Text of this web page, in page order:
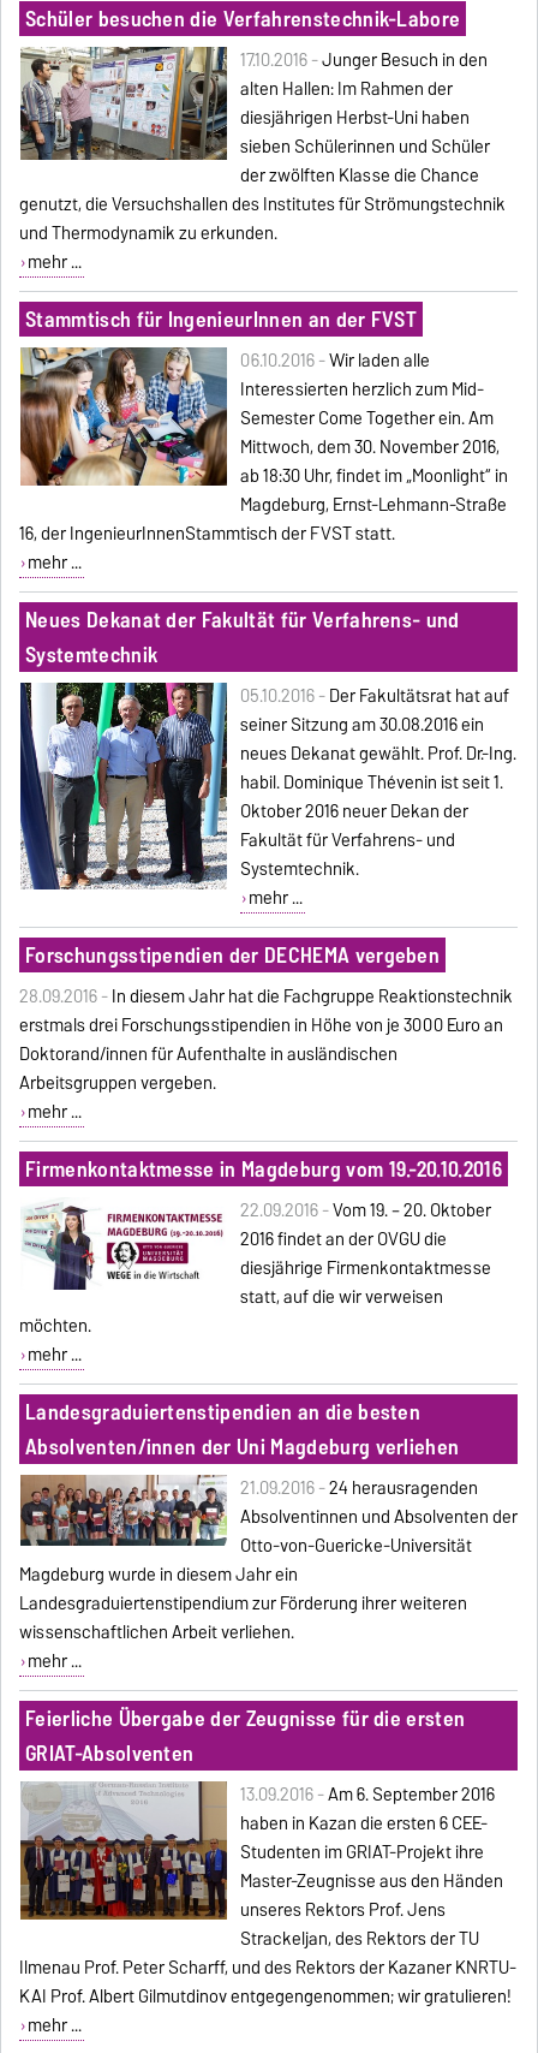
Schüler besuchen die Verfahrenstechnik-Labore
17.10.2016 -Junger Besuch in den
alten Hallen: Im Rahmen der
diesjährigen Herbst-Uni haben
sieben Schülerinnen und Schüler
der zwölften Klasse die Chance
genutzt, die Versuchshallen des Institutes für Strömungstechnik
und Thermodynamik zu erkunden.
mehr ...
Stammtisch für IngenieurInnen an der FVST
06.10.2016 -Wir laden alle
Interessierten herzlich zum Mid-
Semester Come Together ein. Am
Mittwoch, dem 30. November 2016,
ab 18:30 Uhr, findet im „Moonlight“ in
Magdeburg, Ernst-Lehmann-Straße
16, der IngenieurInnenStammtisch der FVST statt.
mehr ...
Neues Dekanat der Fakultät für Verfahrens- und
Systemtechnik
05.10.2016 -Der Fakultätsrat hat auf
seiner Sitzung am 30.08.2016 ein
neues Dekanat gewählt. Prof. Dr.-Ing.
habil. Dominique Thévenin ist seit 1.
Oktober 2016 neuer Dekan der
Fakultät für Verfahrens- und
Systemtechnik.
mehr ...
Forschungsstipendien der DECHEMA vergeben
28.09.2016 -In diesem Jahr hat die Fachgruppe Reaktionstechnik
erstmals drei Forschungsstipendien in Höhe von je 3000 Euro an
Doktorand/innen für Aufenthalte in ausländischen
Arbeitsgruppen vergeben.
mehr ...
Firmenkontaktmesse in Magdeburg vom 19.-20.10.2016
22.09.2016 -Vom 19. – 20. Oktober
2016 findet an der OVGU die
diesjährige Firmenkontaktmesse
statt, auf die wir verweisen
möchten.
mehr ...
Landesgraduiertenstipendien an die besten
Absolventen/innen der Uni Magdeburg verliehen
21.09.2016 -24 herausragenden
Absolventinnen und Absolventen der
Otto-von-Guericke-Universität
Magdeburg wurde in diesem Jahr ein
Landesgraduiertenstipendium zur Förderung ihrer weiteren
wissenschaftlichen Arbeit verliehen.
mehr ...
Feierliche Übergabe der Zeugnisse für die ersten
GRIAT-Absolventen
13.09.2016 -Am 6. September 2016
haben in Kazan die ersten 6 CEE-
Studenten im GRIAT-Projekt ihre
Master-Zeugnisse aus den Händen
unseres Rektors Prof. Jens
Strackeljan, des Rektors der TU
Ilmenau Prof. Peter Scharff, und des Rektors der Kazaner KNRTU-
KAI Prof. Albert Gilmutdinov entgegengenommen; wir gratulieren!
mehr ...